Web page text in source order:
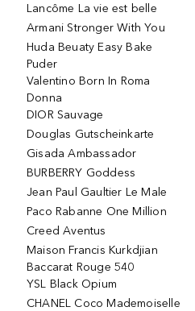
Lancôme La vie est belle
Armani Stronger With You
Huda Beuaty Easy Bake
Puder
Valentino Born In Roma
Donna
DIOR Sauvage
Douglas Gutscheinkarte
Gisada Ambassador
BURBERRY Goddess
Jean Paul Gaultier Le Male
Paco Rabanne One Million
Creed Aventus
Maison Francis Kurkdjian
Baccarat Rouge 540
YSL Black Opium
CHANEL Coco Mademoiselle